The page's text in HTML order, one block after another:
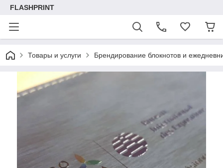
FLASHPRINT
Товары и услуги Брендирование блокнотов и